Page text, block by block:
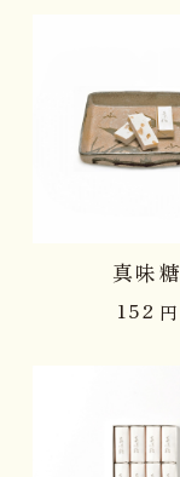
真味糖
152 円